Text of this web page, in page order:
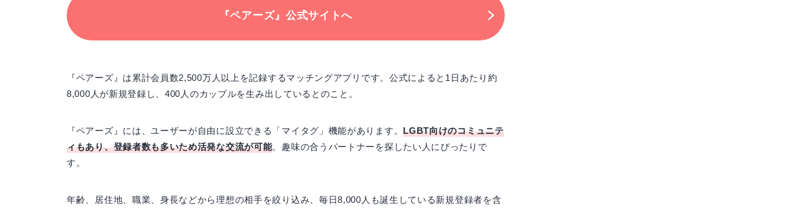
『ペアーズ』公式サイトへ
『ペアーズ』は累計会員数2,500万人以上を記録するマッチングアプリです。公式によると1日あたり約
8,000人が新規登録し、400人のカップルを生み出しているとのこと。
『ペアーズ』には、ユーザーが自由に設立できる「マイタグ」機能があります。LGBT向けのコミュニテ
ィもあり、登録者数も多いため活発な交流が可能。趣味の合うパートナーを探したい人にぴったりで
す。
年齢、居住地、職業、身長などから理想の相手を絞り込み、毎日8,000人も誕生している新規登録者を含